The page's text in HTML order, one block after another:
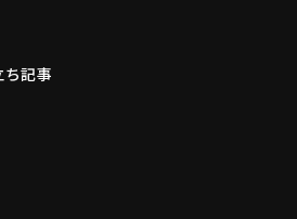
ち記事